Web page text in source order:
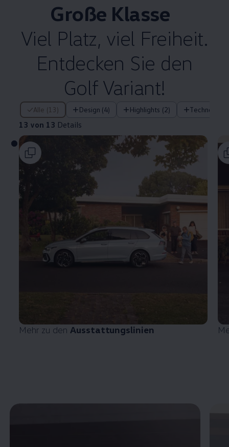
Große Klasse
Viel Platz, viel Freiheit.
Entdecken Sie den
Golf Variant!
Alle (13) Design (4) Highlights (2)
13 von 13 Details
13 von 13 Details
Mehr zu den Ausstattungslinien
Enable fullscreen mode